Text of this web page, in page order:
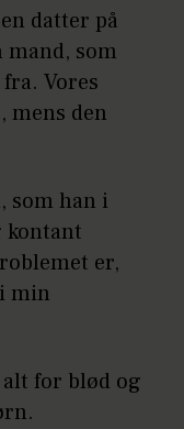
datter på
mand, som
Vores
mens den
som han i
kontant
er,
min
for blød og